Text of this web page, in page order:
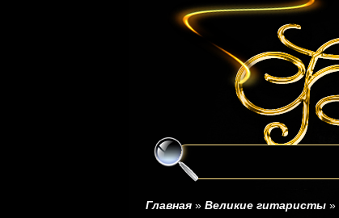
Главная » Великие гитаристы »